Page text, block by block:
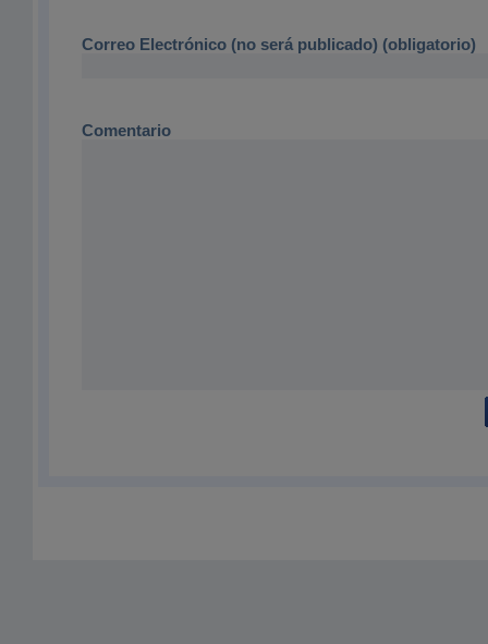
Correo Electrónico (no será publicado) (obligatorio)
Comentario